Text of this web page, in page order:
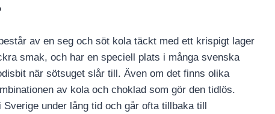
av en seg och söt kola täckt med ett krispigt lager
smak, och har en speciell plats i många svenska
när sötsuget slår till. Även om det finns olika
av kola och choklad som gör den tidlös.
under lång tid och går ofta tillbaka till